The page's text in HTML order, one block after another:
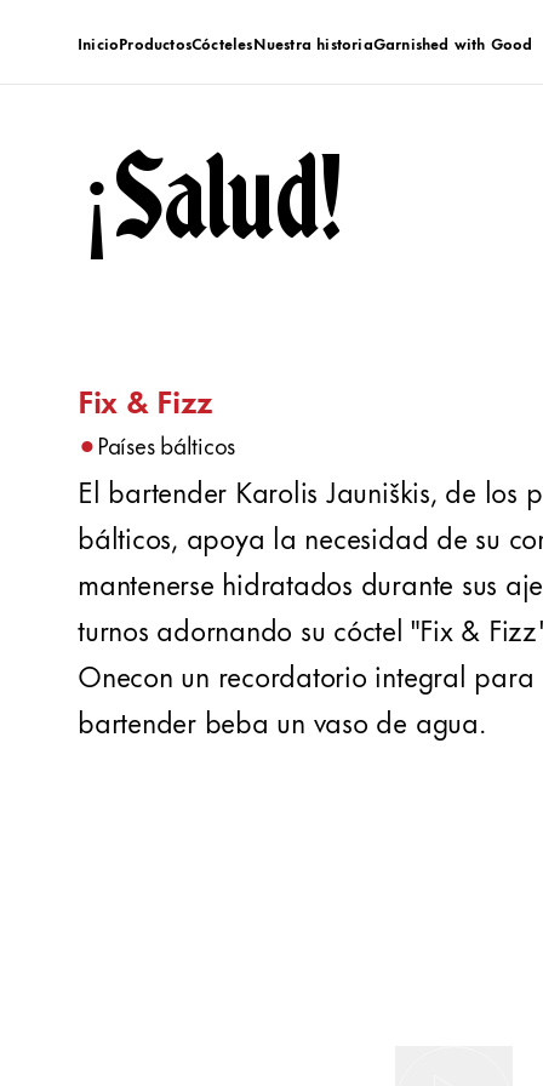
InicioProductosCóctelesNuestra historiaGarnished with Good
¡Salud!
Fix & Fizz
•Países bálticos
El bartender Karolis Jauniškis, de los
bálticos, apoya la necesidad de su
mantenerse hidratados durante sus
turnos adornando su cóctel "Fix &
Onecon un recordatorio integral para
bartender beba un vaso de agua.